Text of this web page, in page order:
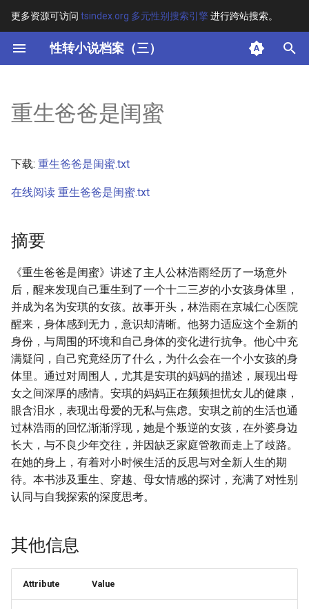
更多资源可访问 tsindex.org 多元性别搜索引擎进行跨站搜索。
性转小说档案（三）
键
开
搜
索
正文
重生爸爸是闺蜜
下载: 重生爸爸是闺蜜.txt
在线阅读 重生爸爸是闺蜜.txt
摘要
《重生爸爸是闺蜜》讲述了主人公林浩雨经历了一场意外
后，醒来发现自己重生到了一个十二三岁的小女孩身体里，
并成为名为安琪的女孩。故事开头，林浩雨在京城仁心医院
醒来，身体感到无力，意识却清晰。他努力适应这个全新的
身份，与周围的环境和自己身体的变化进行抗争。他心中充
满疑问，自己究竟经历了什么，为什么会在一个小女孩的身
体里。通过对周围人，尤其是安琪的妈妈的描述，展现出母
女之间深厚的感情。安琪的妈妈正在频频担忧女儿的健康，
眼含泪水，表现出母爱的无私与焦虑。安琪之前的生活也通
过林浩雨的回忆渐渐浮现，她是个叛逆的女孩，在外婆身边
长大，与不良少年交往，并因缺乏家庭管教而走上了歧路。
在她的身上，有着对小时候生活的反思与对全新人生的期
待。本书涉及重生、穿越、母女情感的探讨，充满了对性别
认同与自我探索的深度思考。
其他信息
Attribute Value